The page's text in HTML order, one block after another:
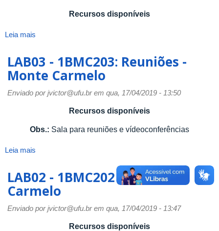
Recursos disponíveis
Leia mais
1BMC204
-
Carmelo
LAB03 - 1BMC203: Reuniões -
Monte Carmelo
Enviado porjvictor@ufu.brem qua, 17/04/2019 - 13:50
Recursos disponíveis
Obs.: Sala para reuniões e vídeoconferências
Leia mais
1BMC203:
Reuniões
Monte
LAB02 - 1BMC202 - Monte
Carmelo
Enviado porjvictor@ufu.brem qua, 17/04/2019 - 13:47
Recursos disponíveis